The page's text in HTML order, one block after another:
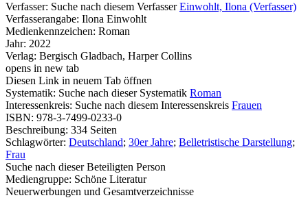
Verfasser: Suche nach diesem Verfasser Einwohlt, Ilona (Verfasser)
Verfasserangabe: Ilona Einwohlt
Medienkennzeichen: Roman
Jahr: 2022
Verlag: Bergisch Gladbach, Harper Collins
opens in new tab
Diesen Link in neuem Tab öffnen
Systematik: Suche nach dieser Systematik Roman
Interessenkreis: Suche nach diesem Interessenskreis Frauen
ISBN: 978-3-7499-0233-0
Beschreibung: 334 Seiten
Schlagwörter: Deutschland; 30er Jahre; Belletristische Darstellung;
Frau
Suche nach dieser Beteiligten Person
Mediengruppe: Schöne Literatur
Neuerwerbungen und Gesamtverzeichnisse